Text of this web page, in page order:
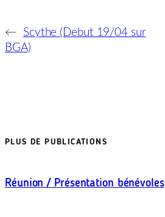
←
Scythe (Debut 19/04 sur
BGA)
PLUS DE PUBLICATIONS
Réunion / Présentation bénévoles